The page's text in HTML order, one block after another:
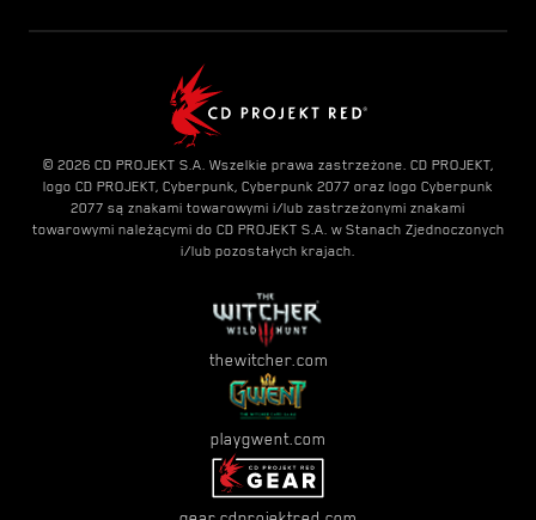
© 2026 CD PROJEKT S.A. Wszelkie prawa zastrzeżone. CD PROJEKT,
logo CD PROJEKT, Cyberpunk, Cyberpunk 2077 oraz logo Cyberpunk
2077 są znakami towarowymi i/lub zastrzeżonymi znakami
towarowymi należącymi do CD PROJEKT S.A. w Stanach Zjednoczonych
i/lub pozostałych krajach.
thewitcher.com
playgwent.com